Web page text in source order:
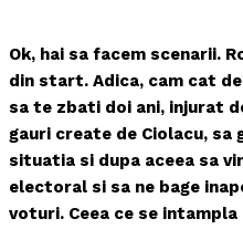
Ok, hai sa facem scenarii.
din start. Adica, cam cat
sa te zbati doi ani, injurat
gauri create de Ciolacu,
situatia si dupa aceea sa
electoral si sa ne bage
voturi. Ceea ce se intampla